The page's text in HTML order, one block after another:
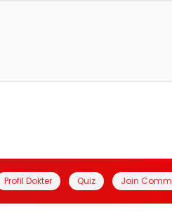
Profil Dokter Quiz Join